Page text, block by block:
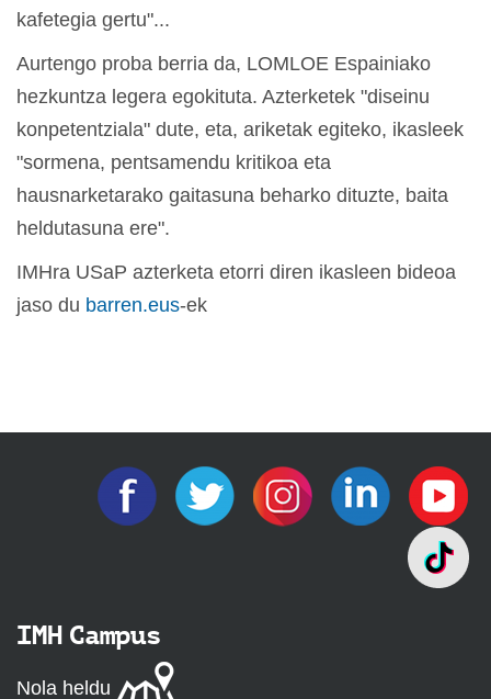
kafetegia gertu"...
Aurtengo proba berria da, LOMLOE Espainiako
hezkuntza legera egokituta. Azterketek "diseinu
konpetentziala" dute, eta, ariketak egiteko, ikasleek
"sormena, pentsamendu kritikoa eta
hausnarketarako gaitasuna beharko dituzte, baita
heldutasuna ere".
IMHra USaP azterketa etorri diren ikasleen bideoa
jaso du barren.eus-ek
IMH Campus
Nola heldu